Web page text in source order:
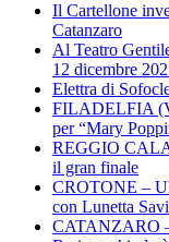
Il Cartellone
Catanzaro
Al Teatro
12 dicembre
Elettra di
FILADELFIA
per “Mary
REGGIO
il gran finale
CROTONE –
con Lunetta
CATANZARO